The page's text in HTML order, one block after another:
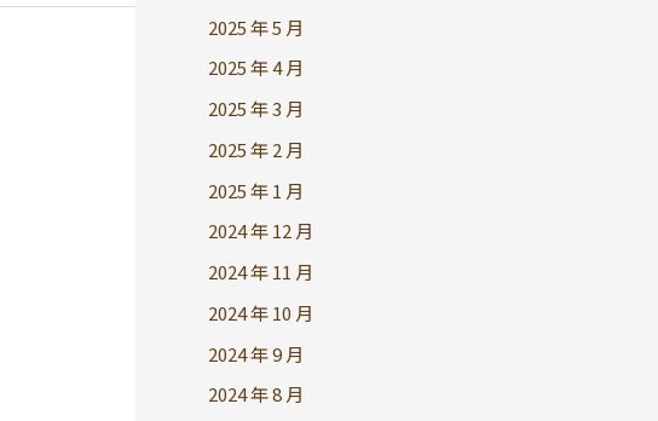
2025 年 5 月
2025 年 4 月
2025 年 3 月
2025 年 2 月
2025 年 1 月
2024 年 12 月
2024 年 11 月
2024 年 10 月
2024 年 9 月
2024 年 8 月